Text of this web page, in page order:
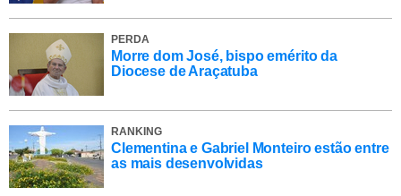
PERDA
Morre dom José, bispo emérito da
Diocese de Araçatuba
RANKING
Clementina e Gabriel Monteiro estão entre
as mais desenvolvidas